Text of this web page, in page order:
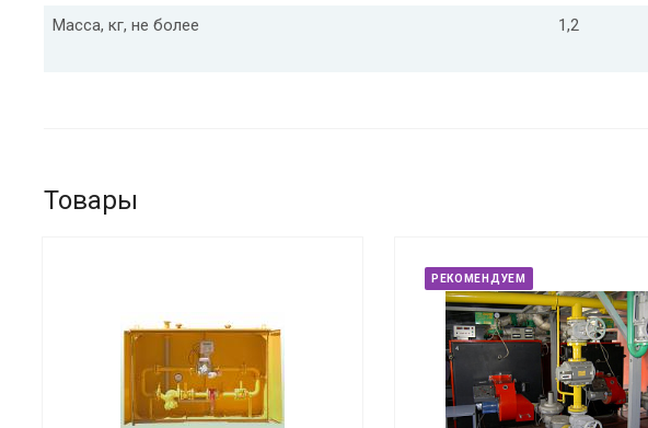
Масса, кг, не более 1,2
Товары
РЕКОМЕНДУЕМ